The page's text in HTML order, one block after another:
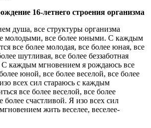
16-летнего строения организма
душа, все структуры организма
молодыми, все более юными. С каждым
все более молодая, все более юная, все
шутливая, все более беззаботная
С каждым мгновением я рождаюсь все
юной, все более веселой, все более
всех сил стараюсь с каждым
все более веселой, все более
более счастливой. Я изо всех сил
жить веселее, веселее-